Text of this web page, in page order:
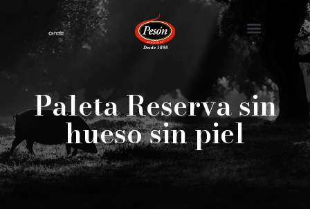
Paleta Reserva sin
hueso sin piel